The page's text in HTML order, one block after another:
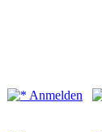
Anmelden